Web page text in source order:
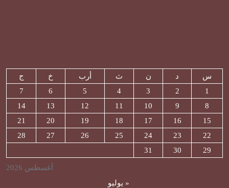
أغسطس 2026
س د ن ث أرب خ
ج
1
2
3
4
5
6
7
8
9
10
11
12
13
14
15
16
17
18
19
20
21
22
23
24
25
26
27
28
29
30
31
« يوليو